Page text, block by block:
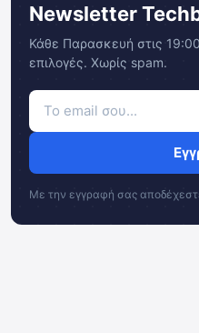
Newsletter
Κάθε Παρασκευή στις
επιλογές. Χωρίς spam.
Με την εγγραφή σας